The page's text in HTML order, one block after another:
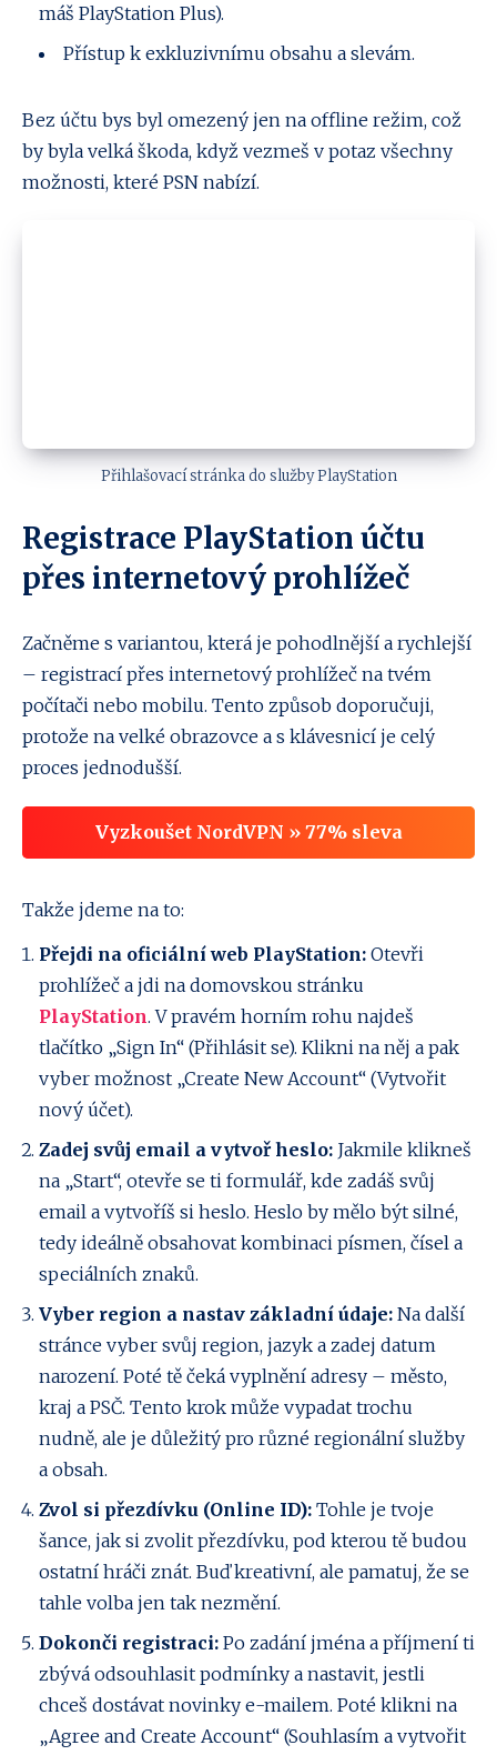
máš PlayStation Plus).
Přístup k exkluzivnímu obsahu a slevám.
Bez účtu bys byl omezený jen na offline režim, což
by byla velká škoda, když vezmeš v potaz všechny
možnosti, které PSN nabízí.
Přihlašovací stránka do služby PlayStation
Registrace PlayStation účtu
přes internetový prohlížeč
Začněme s variantou, která je pohodlnější a rychlejší
– registrací přes internetový prohlížeč na tvém
počítači nebo mobilu. Tento způsob doporučuji,
protože na velké obrazovce a s klávesnicí je celý
proces jednodušší.
Vyzkoušet NordVPN » 77% sleva
Takže jdeme na to:
Přejdi na oficiální web PlayStation: Otevři
prohlížeč a jdi na domovskou stránku
PlayStation. V pravém horním rohu najdeš
tlačítko „Sign In“ (Přihlásit se). Klikni na něj a pak
vyber možnost „Create New Account“ (Vytvořit
nový účet).
Zadej svůj email a vytvoř heslo: Jakmile klikneš
na „Start“, otevře se ti formulář, kde zadáš svůj
email a vytvoříš si heslo. Heslo by mělo být silné,
tedy ideálně obsahovat kombinaci písmen, čísel a
speciálních znaků.
Vyber region a nastav základní údaje: Na další
stránce vyber svůj region, jazyk a zadej datum
narození. Poté tě čeká vyplnění adresy – město,
kraj a PSČ. Tento krok může vypadat trochu
nudně, ale je důležitý pro různé regionální služby
a obsah.
Zvol si přezdívku (Online ID): Tohle je tvoje
šance, jak si zvolit přezdívku, pod kterou tě budou
ostatní hráči znát. Buď kreativní, ale pamatuj, že se
tahle volba jen tak nezmění.
Dokonči registraci: Po zadání jména a příjmení ti
zbývá odsouhlasit podmínky a nastavit, jestli
chceš dostávat novinky e-mailem. Poté klikni na
„Agree and Create Account“ (Souhlasím a vytvořit